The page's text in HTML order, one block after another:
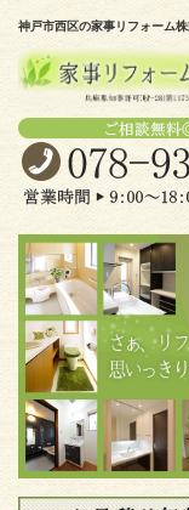
神戸市西区の家事リフォーム